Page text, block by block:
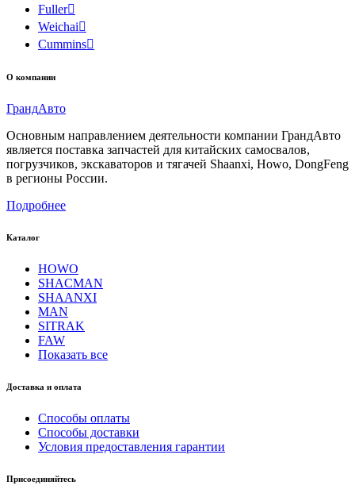
Fuller
Weichai
Cummins
О компании
ГрандАвто
Основным направлением деятельности компании ГрандАвто
является поставка запчастей для китайских самосвалов,
погрузчиков, экскаваторов и тягачей Shaanxi, Howo, DongFeng
в регионы России.
Подробнее
Каталог
HOWO
SHACMAN
SHAANXI
MAN
SITRAK
FAW
Показать все
Доставка и оплата
Способы оплаты
Способы доставки
Условия предоставления гарантии
Присоединяйтесь